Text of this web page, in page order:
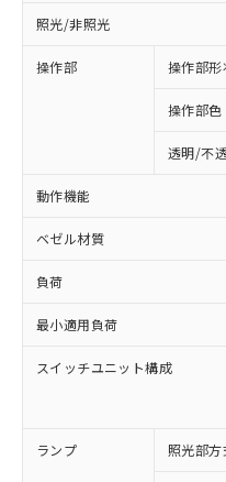
照光/非照光
操作部 操作部形
操作部色
透明/不
動作機能
ベゼル材質
負荷
最小適用負荷
スイッチユニット構成
ランプ 照光部方
対応済み：EU
非含有に対応し